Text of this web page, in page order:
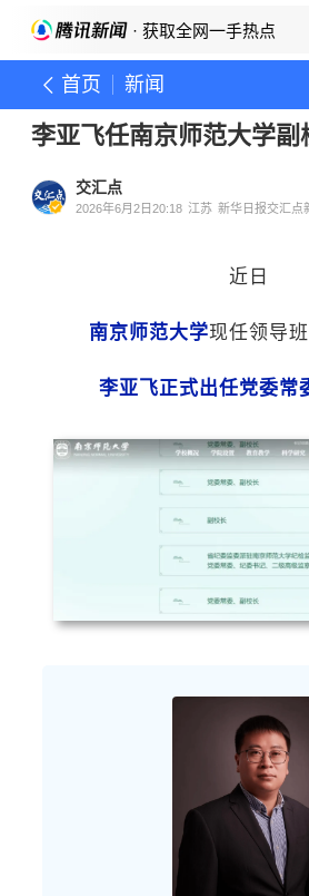
· 获取全网一手热点
首页 新闻
李亚飞任南京师范大学副
交汇点
2026年6月2日20:18 江苏 新华日报交汇点
近日
南京师范大学现任领导
李亚飞正式出任党委常